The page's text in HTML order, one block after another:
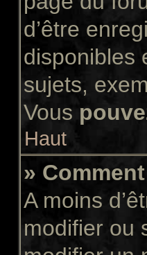
d’être
disponibles
sujets,
Vous
Haut
»
A moins
modifier ou